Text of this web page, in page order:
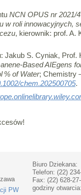
NCN OPUS nr 2021/
w roli innowacyjnych,
, kierownik: prof. A.
Jakub S. Cyniak, Prof.
Based AIEgens
% of Water; Chemistry
chem.202500705
PW
Biuro Dziekana:
Telefon: (22)
Fax: (22) 628-
godziny